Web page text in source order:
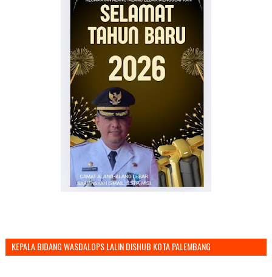
KEPALA BIDANG WASDALOPS LALIN DISHUB KOTA PALEMBANG